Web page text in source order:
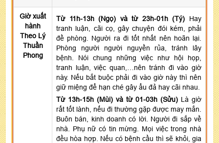
Giờ xuất
hành
Theo Lý
Thuần
Phong
Từ 11h-13h (Ngọ) và từ 23h-01h (Tý)
Hay
tranh luận, cãi cọ, gây chuyện đói kém, phải
đề phòng. Người ra đi tốt nhất nên hoãn lại.
Phòng người người nguyền rủa, tránh lây
bệnh. Nói chung những việc như hội họp,
tranh luận, việc quan,…nên tránh đi vào giờ
này. Nếu bắt buộc phải đi vào giờ này thì nên
giữ miệng để hạn ché gây ẩu đả hay cãi nhau.
Từ 13h-15h (Mùi) và từ 01-03h (Sửu) Là giờ
rất tốt lành, nếu đi thường gặp được may mắn.
Buôn bán, kinh doanh có lời. Người đi sắp về
nhà. Phụ nữ có tin mừng. Mọi việc trong nhà
đều hòa hợp. Nếu có bệnh cầu thì sẽ khỏi, gia